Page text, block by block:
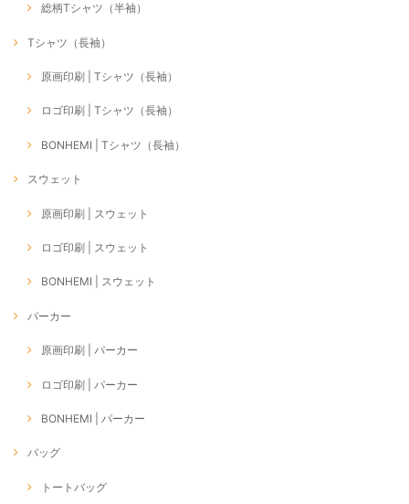
総柄Tシャツ（半袖）
Tシャツ（長袖）
原画印刷 | Tシャツ（長袖）
ロゴ印刷 | Tシャツ（長袖）
BONHEMI | Tシャツ（長袖）
スウェット
原画印刷 | スウェット
ロゴ印刷 | スウェット
BONHEMI | スウェット
パーカー
原画印刷 | パーカー
ロゴ印刷 | パーカー
BONHEMI | パーカー
バッグ
トートバッグ